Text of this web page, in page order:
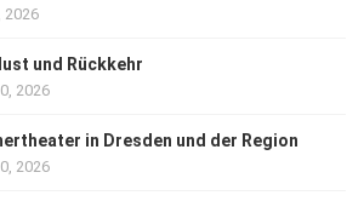
2026
und Rückkehr
2026
in Dresden und der Region
2026